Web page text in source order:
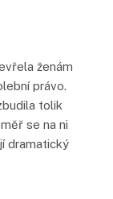
ženám
právo.
tolik
se na ni
dramatický